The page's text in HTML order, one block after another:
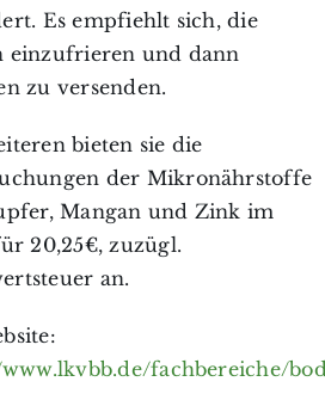
Es empfiehlt sich, die
einzufrieren und dann
zu versenden.
bieten sie die
der Mikronährstoffe
Mangan und Zink im
20,25€, zuzügl.
an.
fachbereiche/